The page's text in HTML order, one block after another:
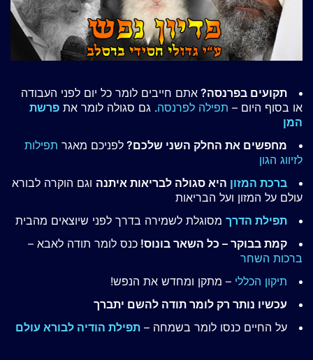
תקועים בפרנסה? אתם חייבים לומר כל יום לפני העבודה
או בסוף היום – תפילה לפרנסה. גם סגולה לומר את פרשת
המן
מחפשים את החלק השני שלכם? לפניכם מאגר תפילות
לזיווג הגון
ברכת המזון היא סגולה לבריאות איתנה וגם הוקרה לבורא
עולם על המזון ועל הבריאות
תפילת הדרך מסוגלת לשמירה בדרך לפני שיוצאים מהבית
קמת בבוקר – כל השאר בונוס! כנס לומר תודה לאבא –
ברכות השחר
תיקון הכללי – מתקן ומחדש את הנפש!
עכשיו נותר רק לומר תודה להשם יתברך
על החיים כנסו לומר בשמחה – תפילת הודיה לבורא עולם